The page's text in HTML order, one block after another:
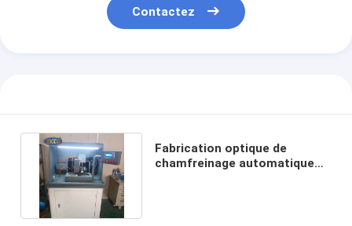
Contactez
Fabrication optique de
chamfreinage automatique